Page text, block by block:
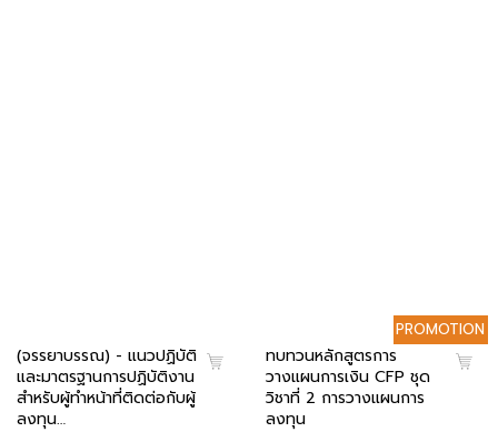
(จรรยาบรรณ) - แนวปฏิบัติ
และมาตรฐานการปฏิบัติงาน
สำหรับผู้ทำหน้าที่ติดต่อกับผู้
ลงทุน…
PROMOTION
ทบทวนหลักสูตรการ
วางแผนการเงิน CFP ชุด
วิชาที่ 2 การวางแผนการ
ลงทุน